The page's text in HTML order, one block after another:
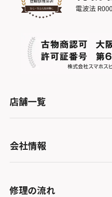
店舗一覧
北海道・東北
スマホスピタル大丸札幌
関東
会社情報
修理の流れ